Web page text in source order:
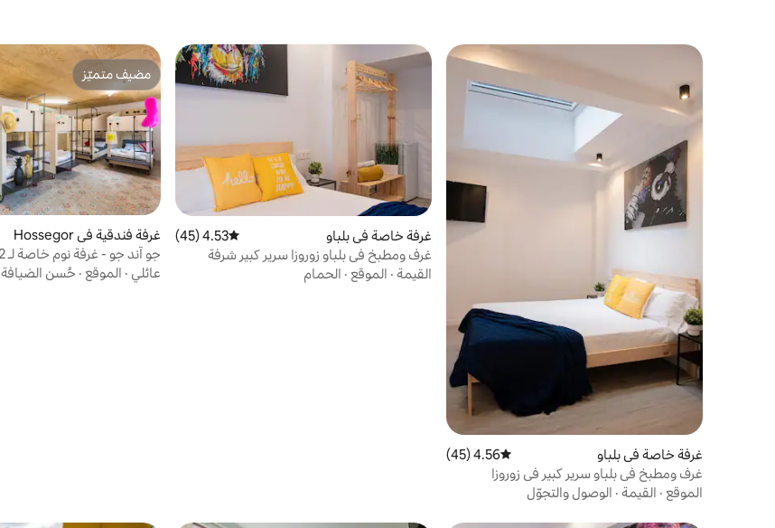
غرفة خاصة في بلباو متوسط التقييم 4.56 من 5، 45 مراجعات
4.56 (45)
غرف ومطبخ في بلباو سرير كبير في زوروزا
فيلوكس
الموقع · القيمة · الوصول والتجوّل
غرفة خاصة في بلباو متوسط التقييم 4.53 من 5، 45 مراجعات
4.53 (45)
غرف ومطبخ في بلباو زوروزا سرير كبير شرفة
القيمة · الموقع · الحمام
مضيف متميّز
مضيف متميّز
غرفة فندقية في Hossegor
جو آند جو - غرفة نوم خاصة لـ 12 شخصًا
عائلي · الموقع · حُسن الضيافة